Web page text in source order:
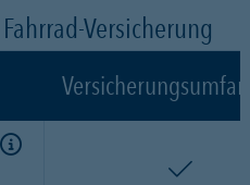
Versicherung